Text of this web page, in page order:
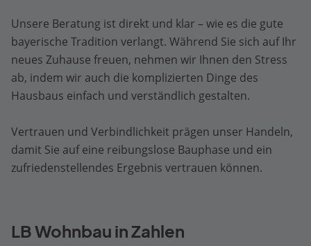
Unsere Beratung ist direkt und klar – wie es die gute
bayerische Tradition verlangt. Während Sie sich auf Ihr
neues Zuhause freuen, nehmen wir Ihnen den Stress
ab, indem wir auch die komplizierten Dinge des
Hausbaus einfach und verständlich gestalten.
Vertrauen und Verbindlichkeit prägen unser Handeln,
damit Sie auf eine reibungslose Bauphase und ein
zufriedenstellendes Ergebnis vertrauen können.
LB Wohnbau in Zahlen